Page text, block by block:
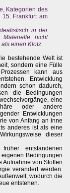
Kategorien des
15. Frankfurt am
in der
nicht
einen Klotz.
bestehende Welt ist
sondern eine Fülle
kann aus
Entwicklung
schon dadurch,
die Bedingungen
eine
oder andere
Entwicklungen
von Anfang an inne
anderes ist als eine
dieser
entstandenen
Bedingungen
Aufnahme von Stoffen
verändert werden.
wodurch die
entstehen.